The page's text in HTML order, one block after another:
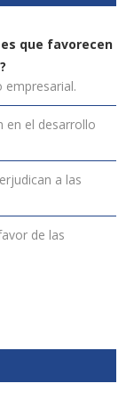
que favorecen
empresarial.
en el desarrollo
a las
de las